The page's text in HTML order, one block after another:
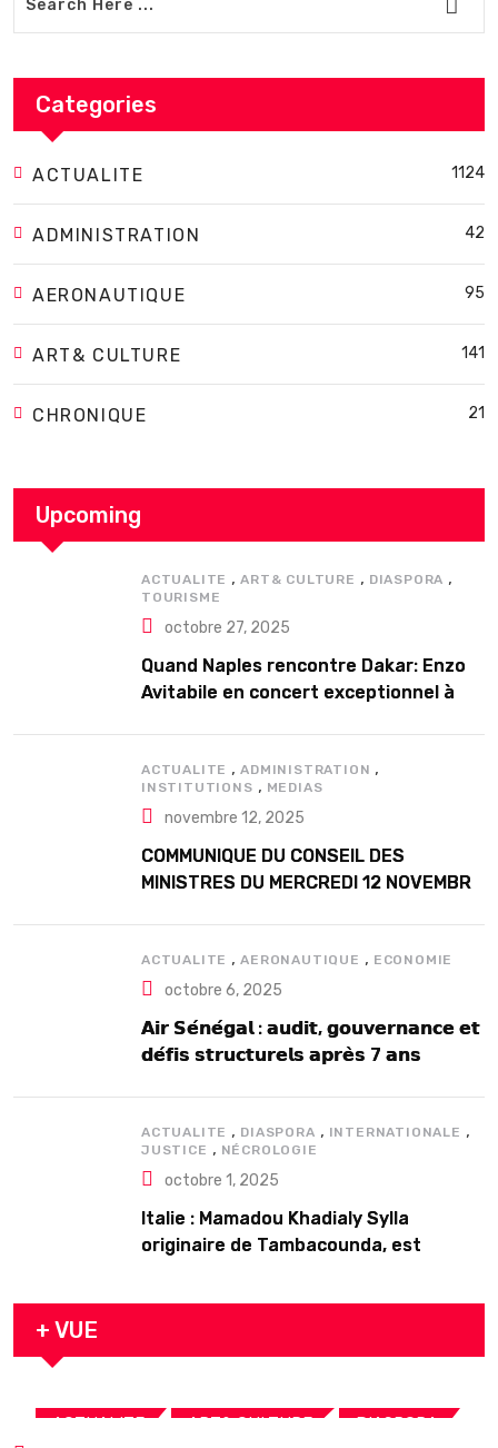
Categories
ACTUALITE 1124
ADMINISTRATION 42
AERONAUTIQUE 95
ART& CULTURE 141
CHRONIQUE 21
Upcoming
ACTUALITE ,ART& CULTURE , DIASPORA ,
TOURISME
octobre 27, 2025
Quand Naples rencontre Dakar: Enzo
Avitabile en concert exceptionnel à
ACTUALITE ,ADMINISTRATION ,
INSTITUTIONS , MEDIAS
novembre 12, 2025
COMMUNIQUE DU CONSEIL DES
MINISTRES DU MERCREDI 12 NOVEMBRE
ACTUALITE ,AERONAUTIQUE , ECONOMIE
octobre 6, 2025
𝗔𝗶𝗿 𝗦𝗲́𝗻𝗲́𝗴𝗮𝗹 : 𝗮𝘂𝗱𝗶𝘁, 𝗴𝗼𝘂𝘃𝗲𝗿𝗻𝗮𝗻𝗰𝗲 𝗲𝘁
𝗱𝗲́𝗳𝗶𝘀 𝘀𝘁𝗿𝘂𝗰𝘁𝘂𝗿𝗲𝗹𝘀 𝗮𝗽𝗿𝗲̀𝘀 7 𝗮𝗻𝘀
ACTUALITE , DIASPORA , INTERNATIONALE ,
JUSTICE , NÉCROLOGIE
octobre 1, 2025
Italie : Mamadou Khadialy Sylla
originaire de Tambacounda, est
arrestation
+ VUE
ACTUALITE ART& CULTURE DIASPORA